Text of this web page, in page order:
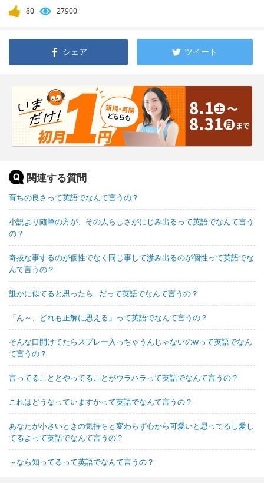
80 27900
シェア ツイート
関連する質問
育ちの良さって英語でなんて言うの？
小説より随筆の方が、その人らしさがにじみ出るって英語でなんて言う
の？
奇抜な事するのが個性でなく同じ事して滲み出るのが個性って英語でな
んて言うの？
誰かに似てると思ったら…だって英語でなんて言うの？
「ん～、どれも正解に思える」って英語でなんて言うの？
そんな口開けてたらスプレー入っちゃうんじゃないのwって英語でなん
て言うの？
言ってることとやってることがウラハラって英語でなんて言うの？
これはどうなっていますかって英語でなんて言うの？
あなたが小さいときの気持ちと変わらず心から可愛いと思ってるし愛し
てるよって英語でなんて言うの？
～なら知ってるって英語でなんて言うの？